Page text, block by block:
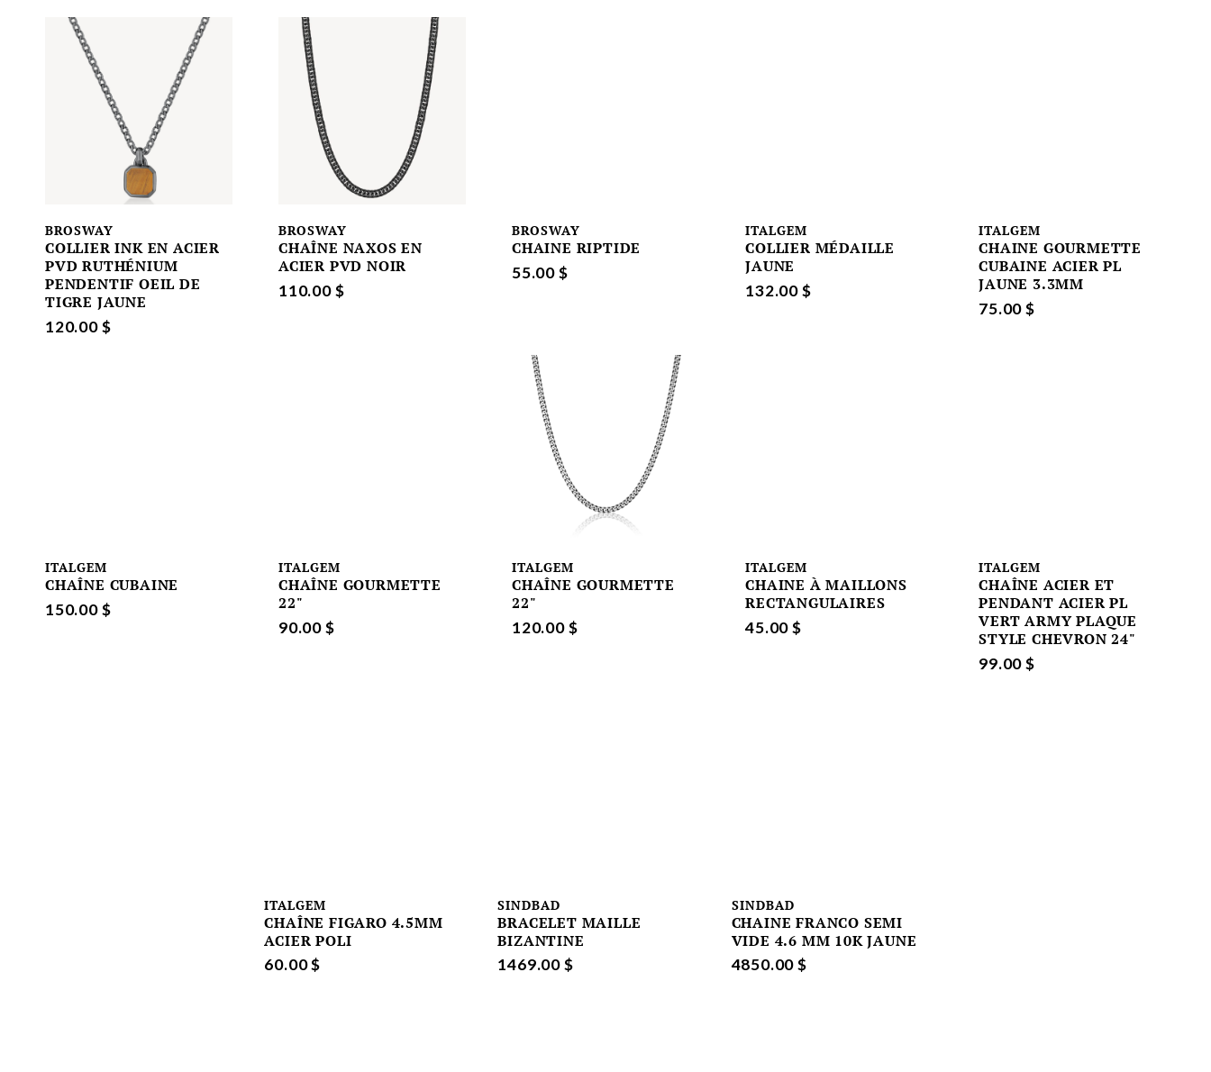
BROSWAY
COLLIER INK EN ACIER
PVD RUTHÉNIUM
PENDENTIF OEIL DE
TIGRE JAUNE
120.00 $
BROSWAY
CHAÎNE NAXOS EN
ACIER PVD NOIR
110.00 $
BROSWAY
CHAINE RIPTIDE
55.00 $
ITALGEM
COLLIER MÉDAILLE
JAUNE
132.00 $
ITALGEM
CHAINE GOURMETTE
CUBAINE ACIER PL
JAUNE 3.3MM
75.00 $
ITALGEM
CHAÎNE CUBAINE
150.00 $
ITALGEM
CHAÎNE GOURMETTE
22"
90.00 $
ITALGEM
CHAÎNE GOURMETTE
22"
120.00 $
ITALGEM
CHAINE À MAILLONS
RECTANGULAIRES
45.00 $
ITALGEM
CHAÎNE ACIER ET
PENDANT ACIER PL
VERT ARMY PLAQUE
STYLE CHEVRON 24"
99.00 $
ITALGEM
CHAÎNE FIGARO 4.5MM
ACIER POLI
60.00 $
SINDBAD
BRACELET MAILLE
BIZANTINE
1469.00 $
SINDBAD
CHAINE FRANCO SEMI
VIDE 4.6 MM 10K JAUNE
4850.00 $